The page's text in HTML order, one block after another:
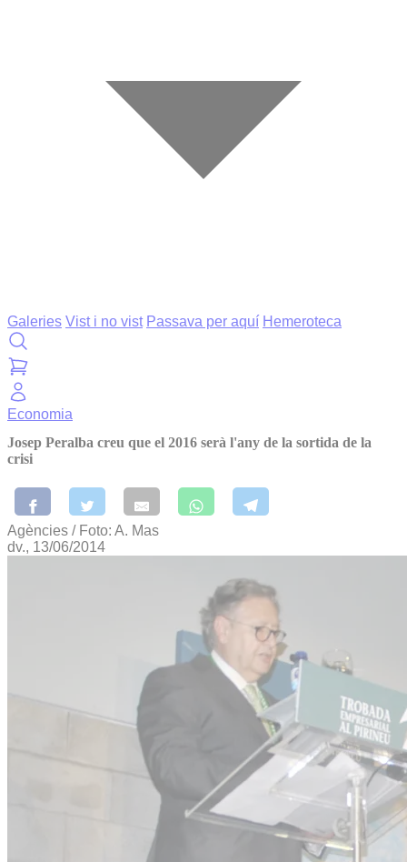
Galeries Vist i no vist Passava per aquí Hemeroteca
Economia
Josep Peralba creu que el 2016 serà l'any de la sortida de la
crisi
Agències / Foto: A. Mas
dv., 13/06/2014